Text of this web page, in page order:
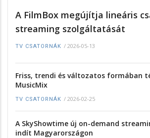
A FilmBox megújítja lineáris
streaming szolgáltatását
TV CSATORNÁK / 2026-05-13
Friss, trendi és változatos formában
MusicMix
TV CSATORNÁK / 2026-02-25
A SkyShowtime új on-demand
indít Magyarországon